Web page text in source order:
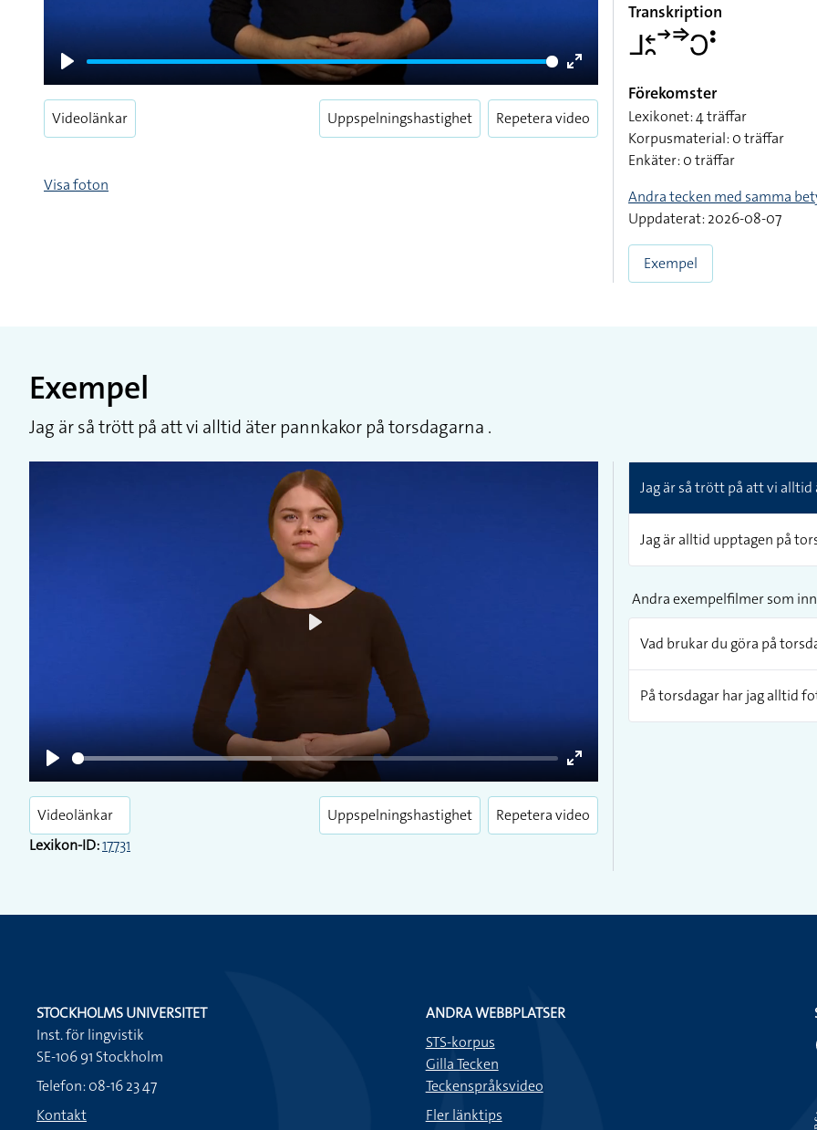
Play
Enter
fullscreen
Videolänkar Uppspelningshastighet Repetera video
Visa foton
Transkription
􌤨􌥓􌥘􌥣􌦆􌥋􌥻
Förekomster
Lexikonet: 4 träffar
Korpusmaterial: 0 träffar
Enkäter: 0 träffar
Andra tecken med samma
Uppdaterat: 2026-08-07
Exempel
Exempel
Jag är så trött på att vi alltid äter pannkakor på torsdagarna .
Play
Enter
fullscreen
Videolänkar
Lexikon-ID:17731
Uppspelningshastighet Repetera video
Jag är så trött på att vi
Jag är alltid upptagen på
Andra exempelfilmer som
Vad brukar du göra på
På torsdagar har jag alltid
STOCKHOLMS UNIVERSITET
Inst. för lingvistik
SE-106 91 Stockholm
Telefon: 08-16 23 47
Kontakt
ANDRA WEBBPLATSER
STS-korpus
Gilla Tecken
Teckenspråksvideo
Fler länktips